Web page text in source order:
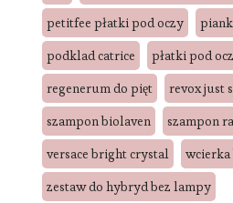
petitfee płatki pod oczy
podklad catrice
płatki pod
regenerum do pięt
revox just
szampon biolaven
szampon
versace bright crystal
zestaw do hybryd bez lampy